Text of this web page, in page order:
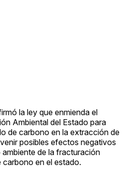
la ley que enmienda el
Ambiental del Estado para
de carbono en la extracción de
posibles efectos negativos
ambiente de la fracturación
carbono en el estado.